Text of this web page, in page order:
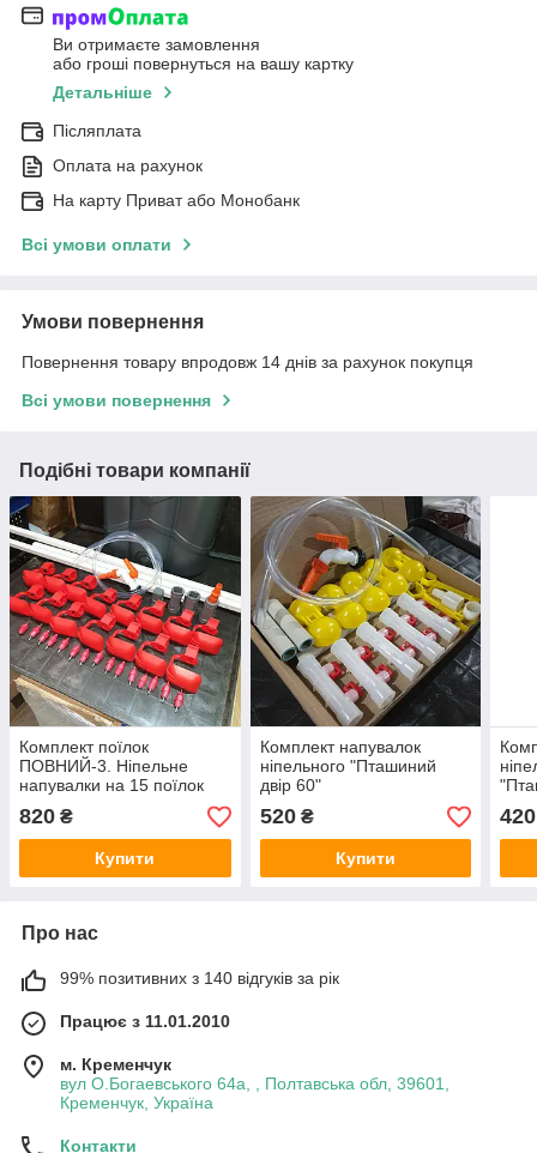
Ви отримаєте замовлення
або гроші повернуться на вашу картку
Детальніше
Післяплата
Оплата на рахунок
На карту Приват або Монобанк
Всі умови оплати
Умови повернення
Повернення товару впродовж 14 днів за рахунок покупця
Всі умови повернення
Подібні товари компанії
Комплект поїлок
ПОВНИЙ-3. Ніпельне
напувалки на 15 поїлок
(105 голов дорослого
птаха) Без бака
820 ₴
Купити
Комплект напувалок
ніпельного "Пташиний
двір 60"
520₴
Купити
420
Про нас
99% позитивних з 140 відгуків за рік
Працює з 11.01.2010
м. Кременчук
вул О.Богаевського 64а, , Полтавська обл, 39601,
Кременчук, Україна
Контакти